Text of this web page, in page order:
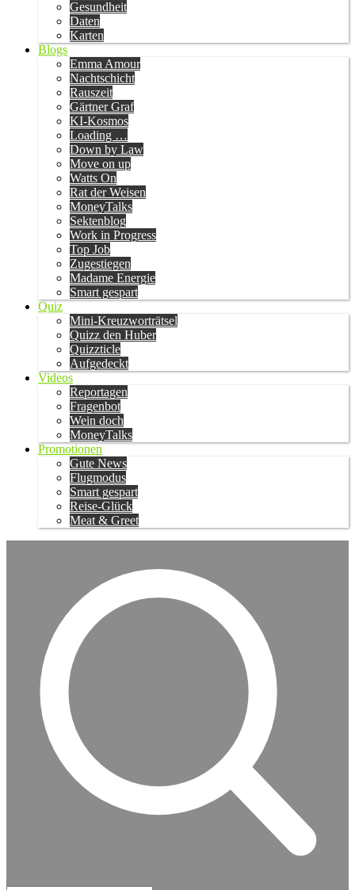
Gesundheit
Daten
Karten
Blogs
Emma Amour
Nachtschicht
Rauszeit
Gärtner Graf
KI-Kosmos
Loading …
Down by Law
Move on up
Watts On
Rat der Weisen
MoneyTalks
Sektenblog
Work in Progress
Top Job
Zugestiegen
Madame Energie
Smart gespart
Quiz
Mini-Kreuzworträtsel
Quizz den Huber
Quizzticle
Aufgedeckt
Videos
Reportagen
Fragenbot
Wein doch
MoneyTalks
Promotionen
Gute News
Flugmodus
Smart gespart
Reise-Glück
Meat & Greet